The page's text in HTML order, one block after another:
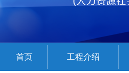
首页 工程介绍